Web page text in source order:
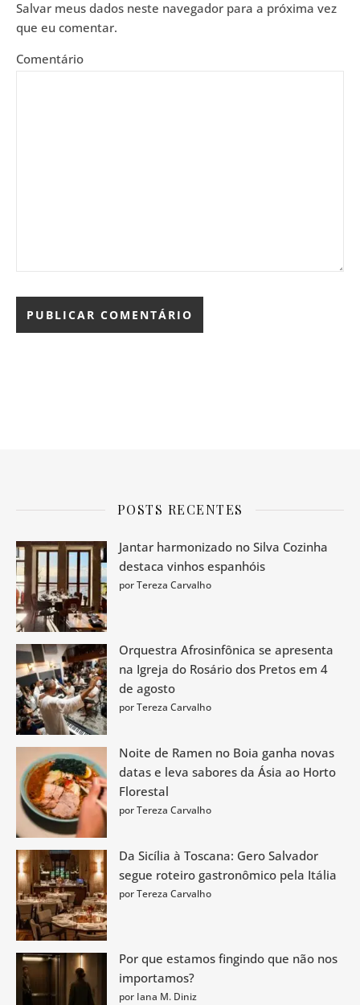
Salvar meus dados neste navegador para a próxima vez
que eu comentar.
Comentário
POSTS RECENTES
Jantar harmonizado no Silva Cozinha
destaca vinhos espanhóis
por Tereza Carvalho
Orquestra Afrosinfônica se apresenta
na Igreja do Rosário dos Pretos em 4
de agosto
por Tereza Carvalho
Noite de Ramen no Boia ganha novas
datas e leva sabores da Ásia ao Horto
Florestal
por Tereza Carvalho
Da Sicília à Toscana: Gero Salvador
segue roteiro gastronômico pela Itália
por Tereza Carvalho
Por que estamos fingindo que não nos
importamos?
por Iana M. Diniz